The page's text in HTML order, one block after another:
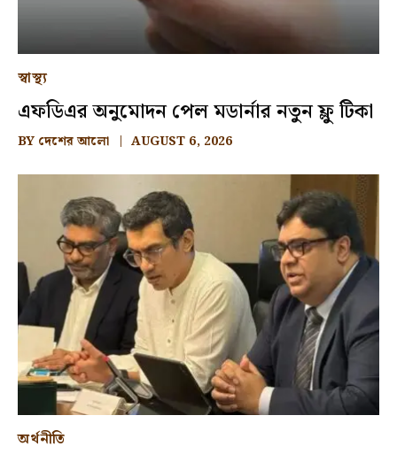
স্বাস্থ্য
এফডিএর অনুমোদন পেল মডার্নার নতুন ফ্লু টিকা
BY দেশের আলো AUGUST 6, 2026
অর্থনীতি